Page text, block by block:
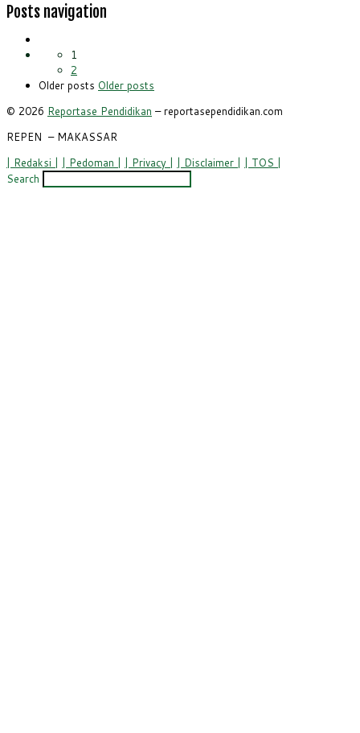
Posts navigation
1
2
Older posts Older posts
© 2026 Reportase Pendidikan – reportasependidikan.com
REPEN – MAKASSAR
| Redaksi | | Pedoman | | Privacy | | Disclaimer | | TOS |
Search